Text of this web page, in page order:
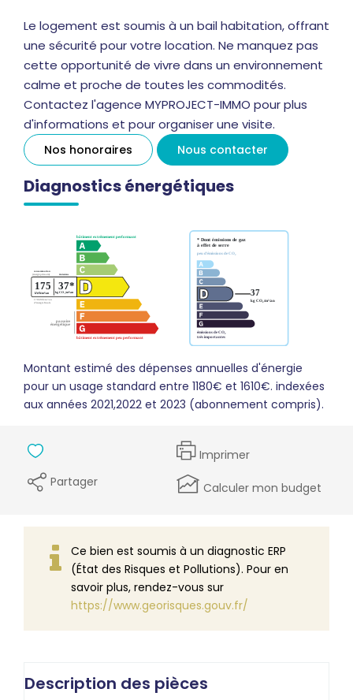
Le logement est soumis à un bail habitation, offrant
une sécurité pour votre location. Ne manquez pas
cette opportunité de vivre dans un environnement
calme et proche de toutes les commodités.
Contactez l'agence MYPROJECT-IMMO pour plus
d'informations et pour organiser une visite.
Nos honoraires Nous contacter
Diagnostics énergétiques
Montant estimé des dépenses annuelles d'énergie
pour un usage standard entre 1180€ et 1610€. indexées
aux années 2021,2022 et 2023 (abonnement compris).
Imprimer
Partager
Calculer mon budget
Ce bien est soumis à un diagnostic ERP
(État des Risques et Pollutions). Pour en
savoir plus, rendez-vous sur
https://www.georisques.gouv.fr/
Description des pièces